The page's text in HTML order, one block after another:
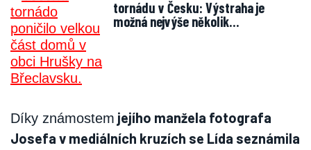
tornádu v Česku: Výstraha je
možná nejvýše několik…
Díky známostem jejího manžela fotografa
Josefa v mediálních kruzích se Lída seznámila